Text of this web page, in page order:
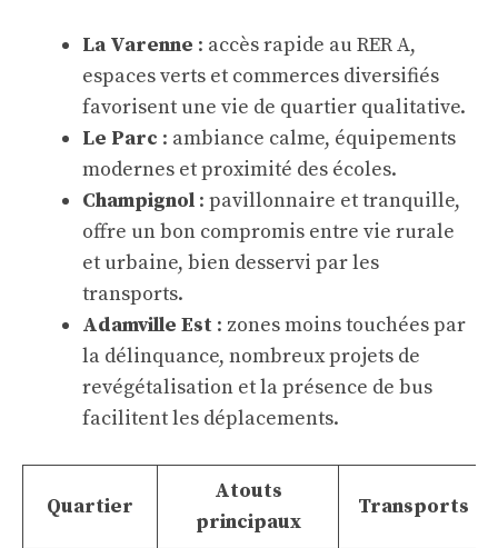
La Varenne : accès rapide au RER A,
espaces verts et commerces diversifiés
favorisent une vie de quartier qualitative.
Le Parc : ambiance calme, équipements
modernes et proximité des écoles.
Champignol : pavillonnaire et tranquille,
offre un bon compromis entre vie rurale
et urbaine, bien desservi par les
transports.
Adamville Est : zones moins touchées par
la délinquance, nombreux projets de
revégétalisation et la présence de bus
facilitent les déplacements.
Quartier
Atouts
principaux
Transports